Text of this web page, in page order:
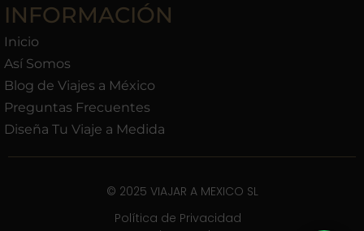
INFORMACIÓN
Inicio
Así Somos
Blog de Viajes a México
Preguntas Frecuentes
Diseña Tu Viaje a Medida
© 2025 VIAJAR A MEXICO SL
Política de Privacidad